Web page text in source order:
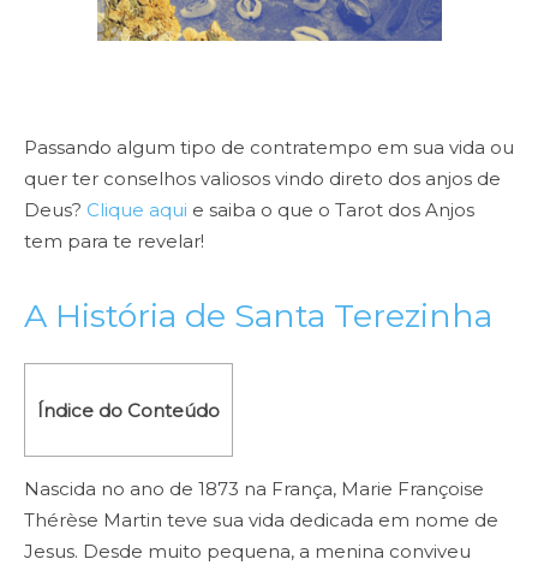
Passando algum tipo de contratempo em sua vida ou
quer ter conselhos valiosos vindo direto dos anjos de
Deus? Clique aqui e saiba o que o Tarot dos Anjos
tem para te revelar!
A História de Santa Terezinha
Índice do Conteúdo
Nascida no ano de 1873 na França, Marie Françoise
Thérèse Martin teve sua vida dedicada em nome de
Jesus. Desde muito pequena, a menina conviveu